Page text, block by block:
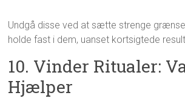
Undgå disse ved at sætte strenge
holde fast i dem, uanset kortsigtede
10. Vinder Ritualer:
Hjælper